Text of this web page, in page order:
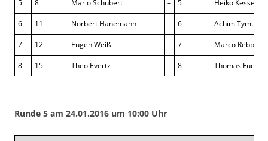
5 8 Mario Schubert – 5 Heiko Kesseler
6 11 Norbert Hanemann – 6 Achim Tymura
7 12 Eugen Weiß – 7 Marco Rebbe
8 15 Theo Evertz – 8 Thomas Fuchs
Runde 5 am 24.01.2016 um 10:00 Uhr